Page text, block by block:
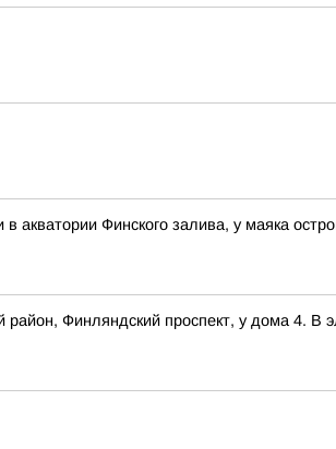
акватории Финского залива, у маяка
Финляндский проспект, у дома 4. В